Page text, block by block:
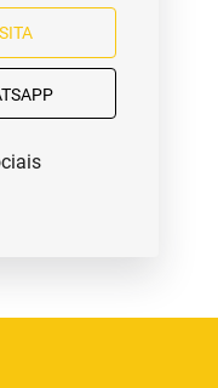
VISITA